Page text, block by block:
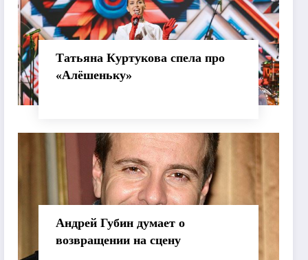
Татьяна Куртукова спела про
«Алёшеньку»
Андрей Губин думает о
возвращении на сцену